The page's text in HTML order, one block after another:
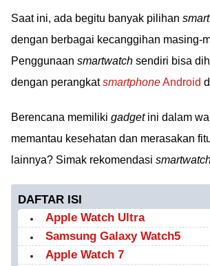
Saat ini, ada begitu banyak pilihan
dengan berbagai kecanggihan masing-
Penggunaan smartwatch sendiri bisa
dengan perangkatsmartphoneAndroid
Berencana memiliki gadgetini dalam
memantau kesehatan dan merasakan
lainnya? Simak rekomendasi
DAFTAR ISI
Apple Watch Ultra
Samsung Galaxy Watch5
Apple Watch 7